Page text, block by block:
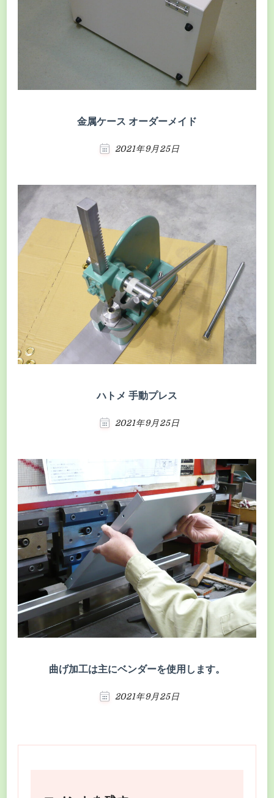
金属ケース オーダーメイド
2021年9月25日
ハトメ 手動プレス
2021年9月25日
曲げ加工は主にベンダーを使用します。
2021年9月25日